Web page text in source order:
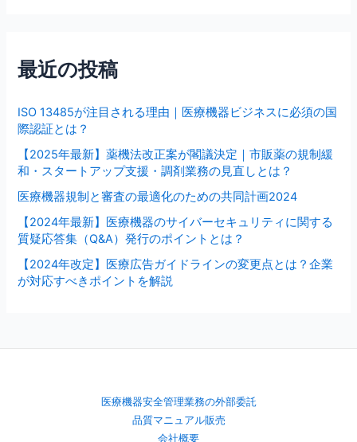
最近の投稿
ISO 13485が注目される理由｜医療機器ビジネスに必須の国
際認証とは？
【2025年最新】薬機法改正案が閣議決定｜市販薬の規制緩
和・スタートアップ支援・調剤業務の見直しとは？
医療機器規制と審査の最適化のための共同計画2024
【2024年最新】医療機器のサイバーセキュリティに関する
質疑応答集（Q&A）発行のポイントとは？
【2024年改定】医療広告ガイドラインの変更点とは？企業
が対応すべきポイントを解説
医療機器安全管理業務の外部委託
品質マニュアル販売
会社概要